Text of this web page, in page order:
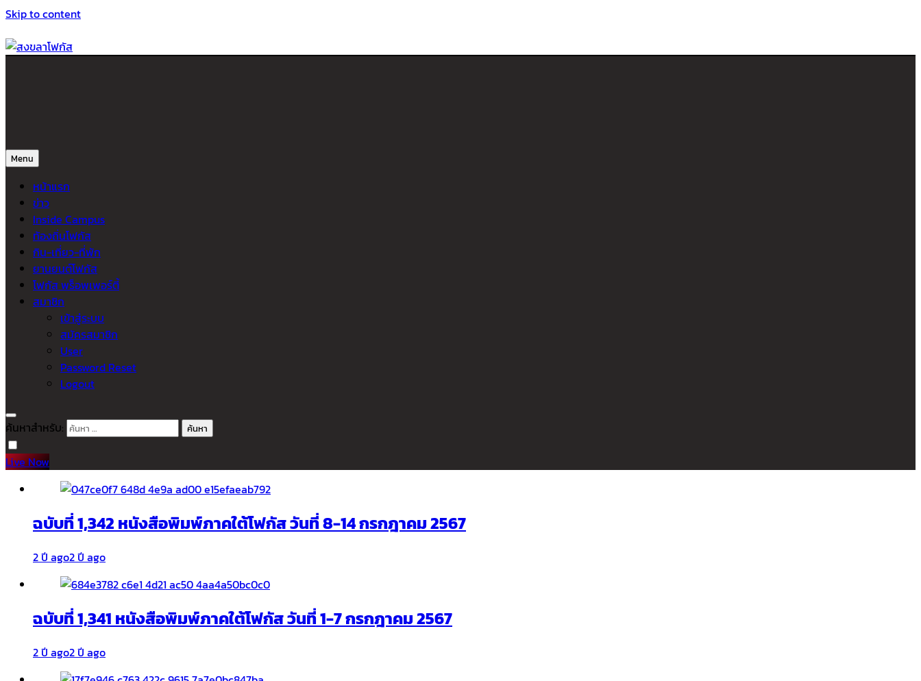
Skip to content
Menu
หน้าแรก
ข่าว
Inside Campus
ท้องถิ่นโฟกัส
กิน-เที่ยว-ที่พัก
ยานยนต์โฟกัส
โฟกัส พร็อพเพอร์ตี้
สมาชิก
เข้าสู่ระบบ
สมัครสมาชิก
User
Password Reset
Logout
ค้นหาสำหรับ:
Live Now
ฉบับที่ 1,342 หนังสือพิมพ์ภาคใต้โฟกัส วันที่ 8-14 กรกฎาคม 2567
2 ปี ago2 ปี ago
ฉบับที่ 1,341 หนังสือพิมพ์ภาคใต้โฟกัส วันที่ 1-7 กรกฎาคม 2567
2 ปี ago2 ปี ago